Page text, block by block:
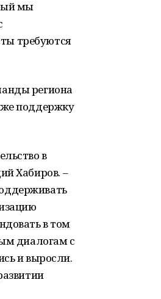
мы
требуются
региона
поддержку
в
Хабиров. –
в том
диалогам с
и выросли.